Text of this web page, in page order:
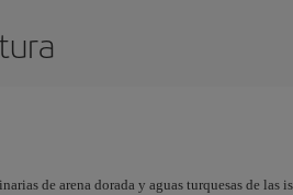
de arena dorada y aguas turquesas de las